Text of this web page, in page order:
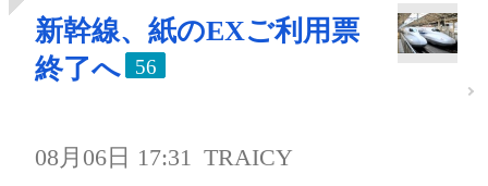
新幹線、紙のEXご利用票
終了へ
56
08月06日 17:31 TRAICY